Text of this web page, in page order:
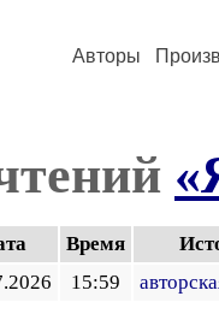
Авторы
Время
15:59